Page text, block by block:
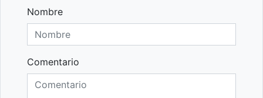
Nombre
Comentario